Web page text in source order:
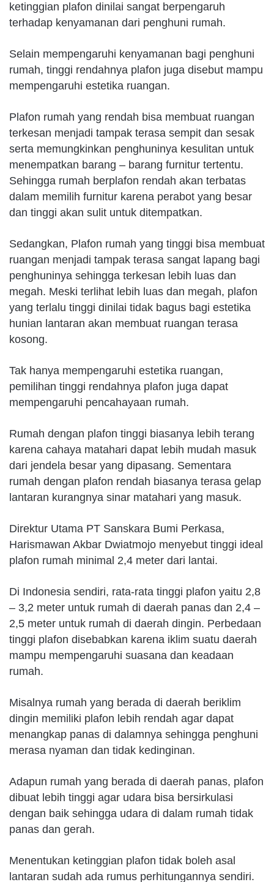
ketinggian plafon dinilai sangat berpengaruh
terhadap kenyamanan dari penghuni rumah.
Selain mempengaruhi kenyamanan bagi penghuni
rumah, tinggi rendahnya plafon juga disebut mampu
mempengaruhi estetika ruangan.
Plafon rumah yang rendah bisa membuat ruangan
terkesan menjadi tampak terasa sempit dan sesak
serta memungkinkan penghuninya kesulitan untuk
menempatkan barang – barang furnitur tertentu.
Sehingga rumah berplafon rendah akan terbatas
dalam memilih furnitur karena perabot yang besar
dan tinggi akan sulit untuk ditempatkan.
Sedangkan, Plafon rumah yang tinggi bisa membuat
ruangan menjadi tampak terasa sangat lapang bagi
penghuninya sehingga terkesan lebih luas dan
megah. Meski terlihat lebih luas dan megah, plafon
yang terlalu tinggi dinilai tidak bagus bagi estetika
hunian lantaran akan membuat ruangan terasa
kosong.
Tak hanya mempengaruhi estetika ruangan,
pemilihan tinggi rendahnya plafon juga dapat
mempengaruhi pencahayaan rumah.
Rumah dengan plafon tinggi biasanya lebih terang
karena cahaya matahari dapat lebih mudah masuk
dari jendela besar yang dipasang. Sementara
rumah dengan plafon rendah biasanya terasa gelap
lantaran kurangnya sinar matahari yang masuk.
Direktur Utama PT Sanskara Bumi Perkasa,
Harismawan Akbar Dwiatmojo menyebut tinggi ideal
plafon rumah minimal 2,4 meter dari lantai.
Di Indonesia sendiri, rata-rata tinggi plafon yaitu 2,8
– 3,2 meter untuk rumah di daerah panas dan 2,4 –
2,5 meter untuk rumah di daerah dingin. Perbedaan
tinggi plafon disebabkan karena iklim suatu daerah
mampu mempengaruhi suasana dan keadaan
rumah.
Misalnya rumah yang berada di daerah beriklim
dingin memiliki plafon lebih rendah agar dapat
menangkap panas di dalamnya sehingga penghuni
merasa nyaman dan tidak kedinginan.
Adapun rumah yang berada di daerah panas, plafon
dibuat lebih tinggi agar udara bisa bersirkulasi
dengan baik sehingga udara di dalam rumah tidak
panas dan gerah.
Menentukan ketinggian plafon tidak boleh asal
lantaran sudah ada rumus perhitungannya sendiri.